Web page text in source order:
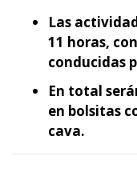
Las
11 horas,
conducidas
En total
en bolsitas
cava.